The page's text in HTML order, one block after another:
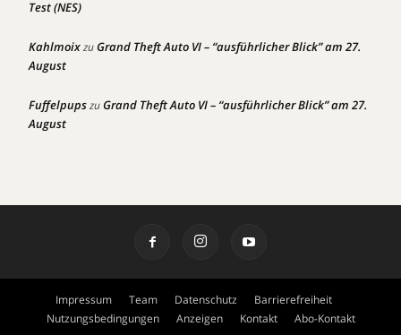
Test (NES)
KahlmoixzuGrand Theft Auto VI – “ausführlicher Blick” am 27.
August
FuffelpupszuGrand Theft Auto VI – “ausführlicher Blick” am 27.
August
Impressum Team Datenschutz
Barrierefreiheit
Nutzungsbedingungen
Anzeigen Kontakt Abo-Kontakt